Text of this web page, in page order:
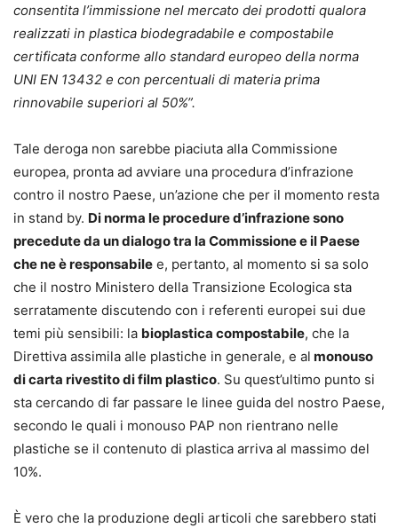
consentita l’immissione nel mercato dei prodotti qualora
realizzati in plastica biodegradabile e compostabile
certificata conforme allo standard europeo della norma
UNI EN 13432 e con percentuali di materia prima
rinnovabile superiori al 50%”.
Tale deroga non sarebbe piaciuta alla Commissione
europea, pronta ad avviare una procedura d’infrazione
contro il nostro Paese, un’azione che per il momento resta
in stand by. Di norma le procedure d’infrazione sono
precedute da un dialogo tra la Commissione e il Paese
che ne è responsabile e, pertanto, al momento si sa solo
che il nostro Ministero della Transizione Ecologica sta
serratamente discutendo con i referenti europei sui due
temi più sensibili: la bioplastica compostabile, che la
Direttiva assimila alle plastiche in generale, e al monouso
di carta rivestito di film plastico. Su quest’ultimo punto si
sta cercando di far passare le linee guida del nostro Paese,
secondo le quali i monouso PAP non rientrano nelle
plastiche se il contenuto di plastica arriva al massimo del
10%.
È vero che la produzione degli articoli che sarebbero stati